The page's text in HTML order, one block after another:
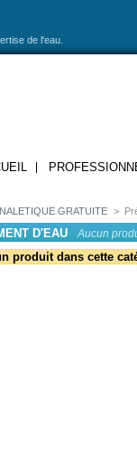
de l'eau.
GRATUITE >
D'EAU Aucun
produit dans cette